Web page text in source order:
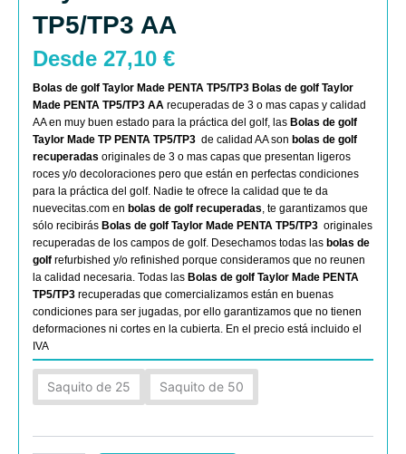
TP5/TP3 AA
Desde 27,10 €
Bolas de golf Taylor Made PENTA TP5/TP3 Bolas de golf Taylor
Made PENTA TP5/TP3 AA recuperadas de 3 o mas capas y calidad
AA en muy buen estado para la práctica del golf, las Bolas de golf
Taylor Made TP PENTA TP5/TP3 de calidad AA son bolas de golf
recuperadas originales de 3 o mas capas que presentan ligeros
roces y/o decoloraciones pero que están en perfectas condiciones
para la práctica del golf. Nadie te ofrece la calidad que te da
nuevecitas.com en bolas de golf recuperadas, te garantizamos que
sólo recibirás Bolas de golf Taylor Made PENTA TP5/TP3 originales
recuperadas de los campos de golf. Desechamos todas las bolas de
golf refurbished y/o refinished porque consideramos que no reunen
la calidad necesaria. Todas las Bolas de golf Taylor Made PENTA
TP5/TP3 recuperadas que comercializamos están en buenas
condiciones para ser jugadas, por ello garantizamos que no tienen
deformaciones ni cortes en la cubierta. En el precio está incluido el
IVA
Saquito de 25 Saquito de 50
Taylor
Made
PENTA